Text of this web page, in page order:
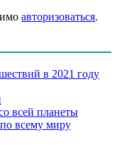
авторизоваться.
в 2021 году
всей планеты
всему миру